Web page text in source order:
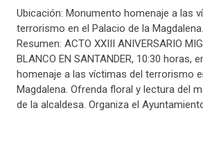
Ubicación: Monumento homenaje a las
terrorismo en el Palacio de la Magdalena.
Resumen: ACTO XXIII ANIVERSARIO
BLANCO EN SANTANDER, 10:30 horas,
homenaje a las víctimas del terrorismo
Magdalena. Ofrenda floral y lectura del
de la alcaldesa. Organiza el